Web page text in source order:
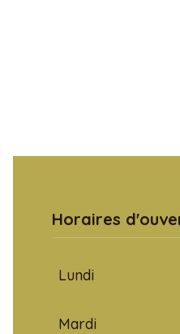
Horaires
Lundi
Mardi